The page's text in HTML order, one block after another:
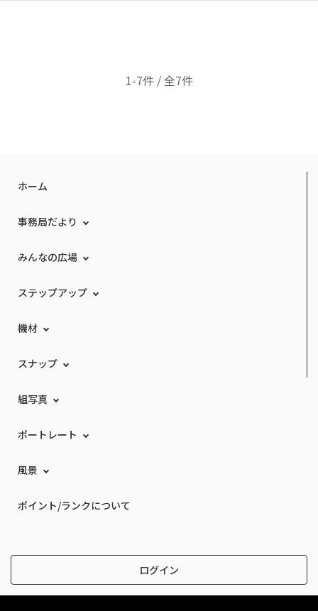
1-7件 / 全7件
ホーム
事務局だより
みんなの広場
ステップアップ
機材
スナップ
組写真
ポートレート
風景
ポイント/ランクについて
ログイン